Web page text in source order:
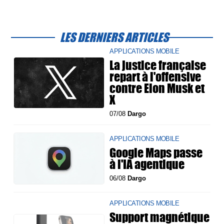
LES DERNIERS ARTICLES
APPLICATIONS MOBILE
La justice française
repart à l'offensive
contre Elon Musk et
X
07/08 Dargo
APPLICATIONS MOBILE
Google Maps passe
à l'IA agentique
06/08 Dargo
APPLICATIONS MOBILE
Support magnétique